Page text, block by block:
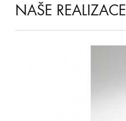
NAŠE REALIZACE